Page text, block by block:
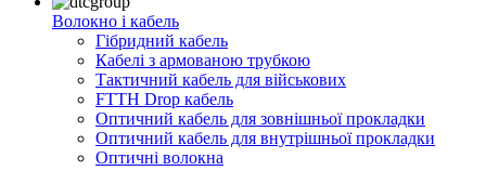
Волокно і кабель
Гібридний кабель
Кабелі з армованою трубкою
Тактичний кабель для військових
FTTH Drop кабель
Оптичний кабель для зовнішньої прокладки
Оптичний кабель для внутрішньої прокладки
Оптичні волокна